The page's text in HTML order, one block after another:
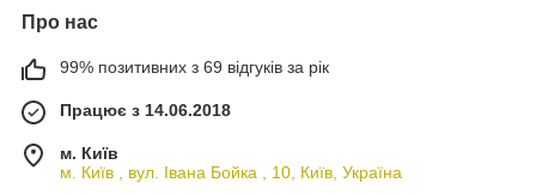
Про нас
99% позитивних з 69 відгуків за рік
Працює з 14.06.2018
м. Київ
м. Київ , вул. Івана Бойка , 10, Київ, Україна